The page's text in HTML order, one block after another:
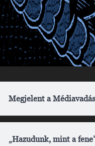
Megjelent a
„Hazudunk, mint a